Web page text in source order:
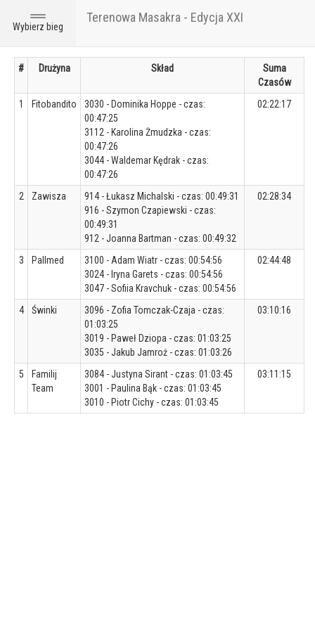
Toggle
navigation
Wybierz bieg
Terenowa Masakra - Edycja XXI
# Drużyna Skład
Suma
Czasów
1
Fitobandito
3030 - Dominika Hoppe - czas:
00:47:25
3112 - Karolina Żmudzka - czas:
00:47:26
3044 - Waldemar Kędrak - czas:
00:47:26
02:22:17
2 Zawisza
914 - Łukasz Michalski - czas: 00:49:31
916 - Szymon Czapiewski - czas:
00:49:31
912 - Joanna Bartman - czas: 00:49:32
02:28:34
3 Pallmed
3100 - Adam Wiatr - czas: 00:54:56
3024 - Iryna Garets - czas: 00:54:56
3047 - Sofiia Kravchuk - czas: 00:54:56
02:44:48
4 Świnki
3096 - Zofia Tomczak-Czaja - czas:
01:03:25
3019 - Paweł Dziopa - czas: 01:03:25
3035 - Jakub Jamroż - czas: 01:03:26
03:10:16
5
Familij
Team
3084 - Justyna Sirant - czas: 01:03:45
3001 - Paulina Bąk - czas: 01:03:45
3010 - Piotr Cichy - czas: 01:03:45
03:11:15